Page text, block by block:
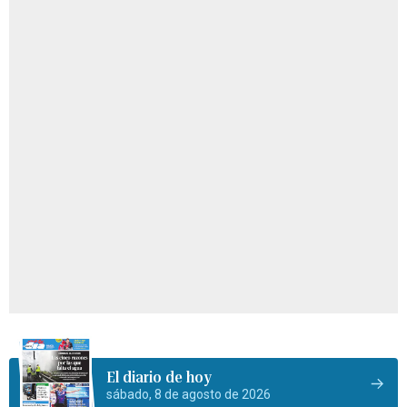
El diario de hoy
sábado, 8 de agosto de 2026